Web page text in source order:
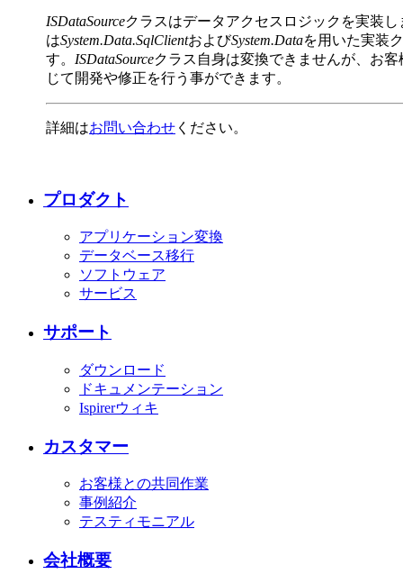
ISDataSourceクラスはデータアクセスロジックを実装し
はSystem.Data.SqlClientおよびSystem.Dataを用いた実装
す。 ISDataSourceクラス自身は変換できませんが、お
じて開発や修正を行う事ができます。
詳細はお問い合わせ ください。
プロダクト
アプリケーション変換
データベース移行
ソフトウェア
サービス
サポート
ダウンロード
ドキュメンテーション
Ispirerウィキ
カスタマー
お客様との共同作業
事例紹介
テスティモニアル
会社概要